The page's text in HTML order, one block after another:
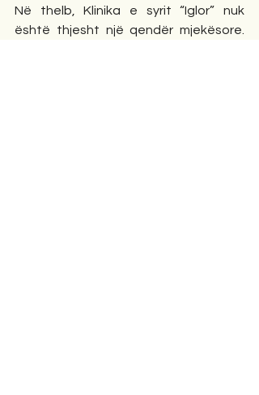
Në thelb, Klinika e syrit “Iglor” nuk
është thjesht një qendër mjekësore.